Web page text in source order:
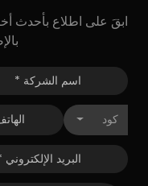
ابقَ على اطلاع بأحدث
كود